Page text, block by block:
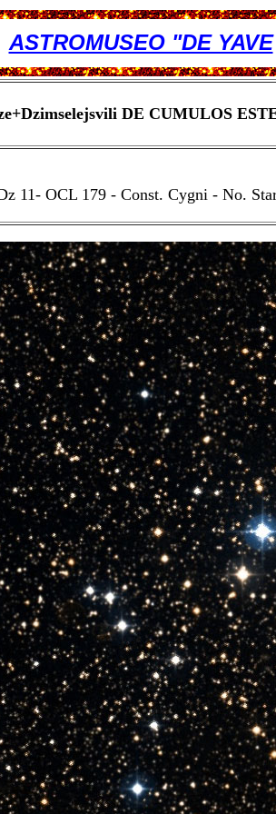
ASTROMUSEO "DE YAVE
DE CUMULOS
11- OCL 179 - Const. Cygni - No.